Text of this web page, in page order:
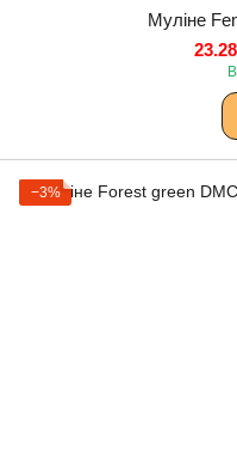
Муліне
−3%